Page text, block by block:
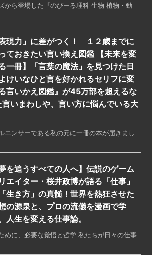
から登場した『のびーる理科 生物 植物・動
表現力」に差がつく！ １２歳までに
ておきたい言い換え図鑑 【未来を変
一冊】「言葉の魔法」を見つけた日
よけいなひと言を好かれるセリフに変
言いかえ図鑑』が45万部を超えるな
言いまわしや、言い方に悩んでいる大
エンサーである私の元に一冊の本が届きまし
夢を追うすべての人へ】伝説のゲーム
エイター・桜井政博が語る「仕事」
生き方」の真髄！世界を熱狂させた
の源泉と、プロの流儀を漫画で学
人生を変える仕事論。
めに、必要な覚悟と哲学 私たちが日々の仕事